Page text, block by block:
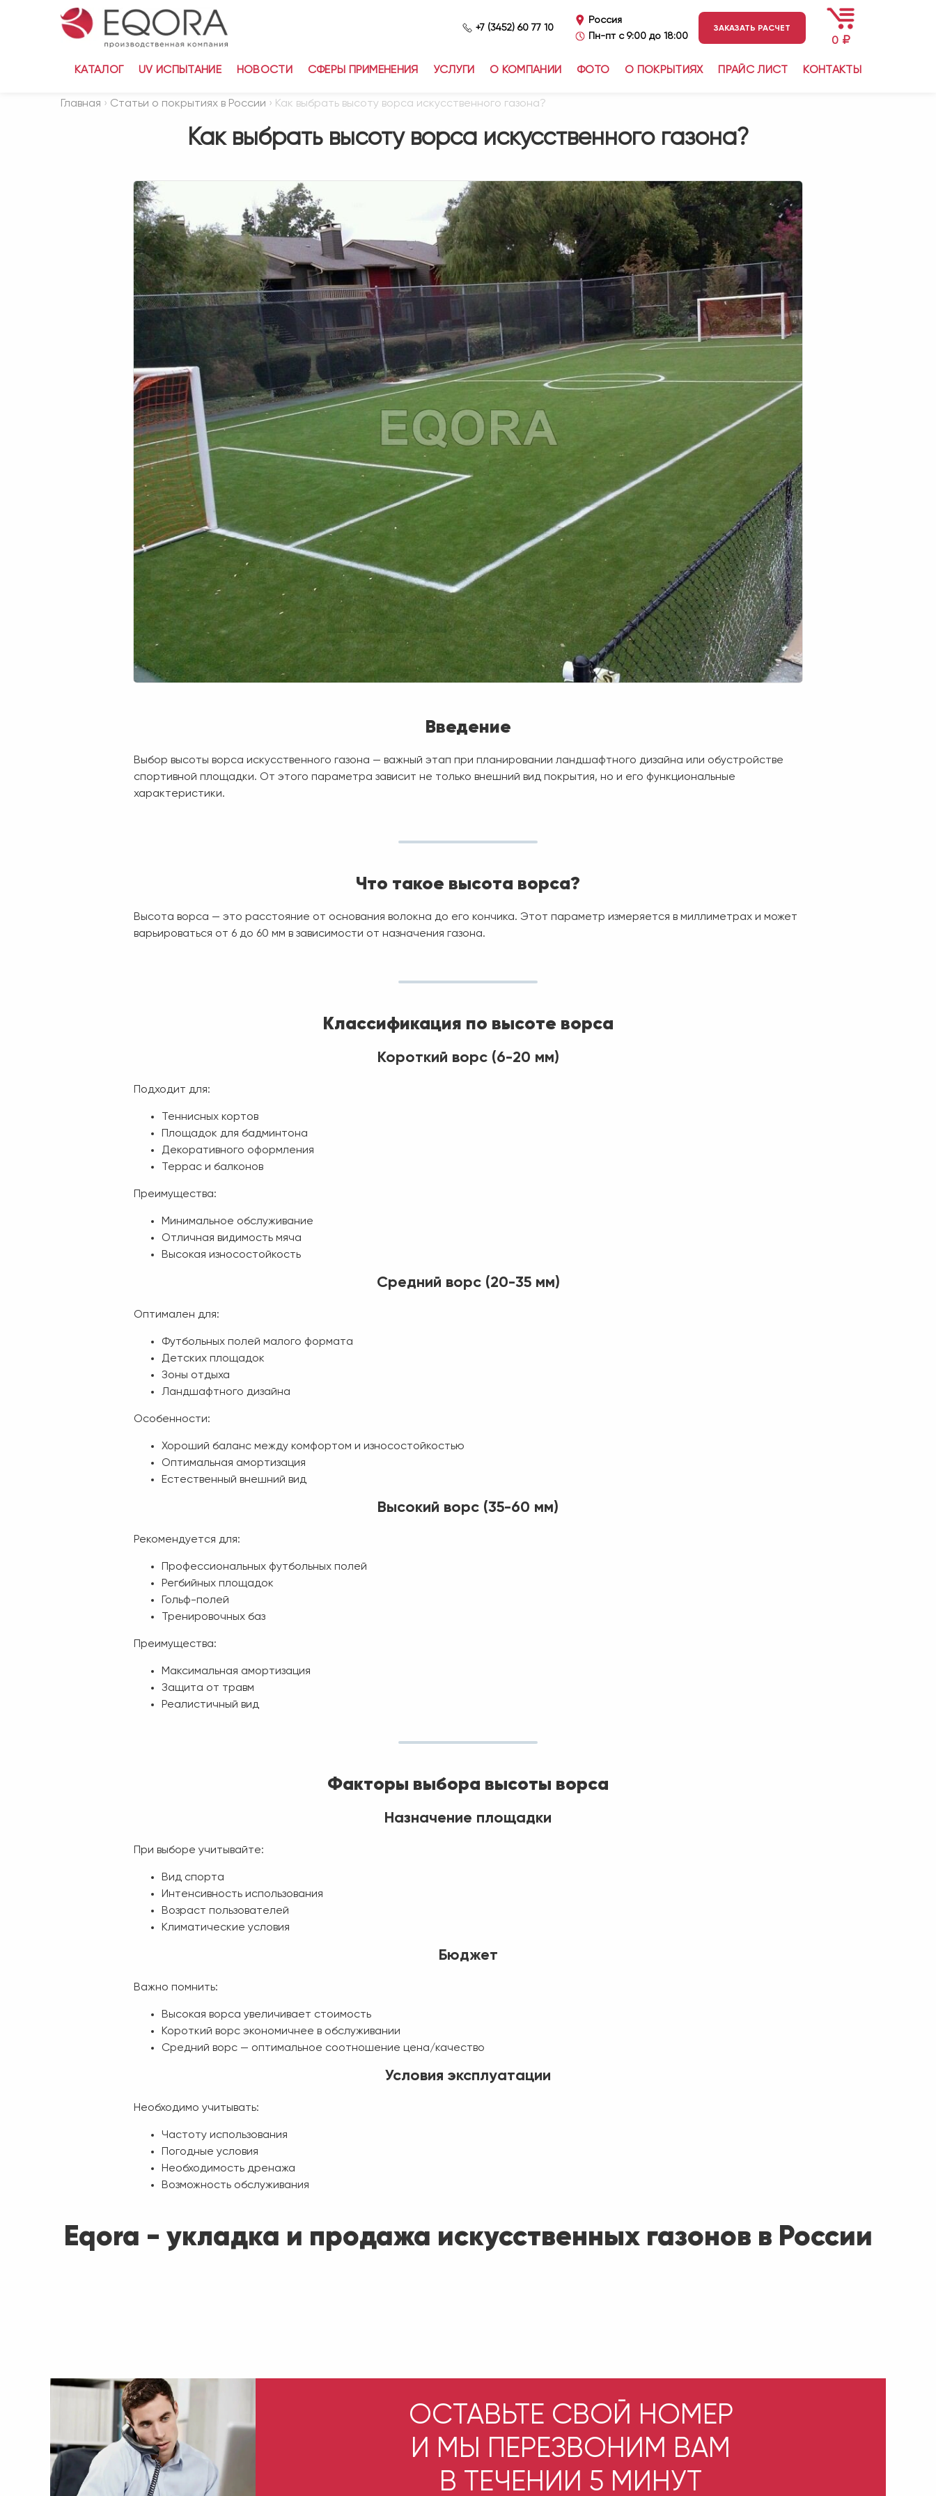
+7 (3452) 60 77 10
Россия
Пн-пт с 9:00 до 18:00
ЗАКАЗАТЬ РАСЧЕТ
0₽
КАТАЛОГ UV ИСПЫТАНИЕ НОВОСТИ СФЕРЫ ПРИМЕНЕНИЯ УСЛУГИ О КОМПАНИИ ФОТО О ПОКРЫТИЯХ ПРАЙС ЛИСТ КОНТАКТЫ
Главная › Статьи о покрытиях в России › Как выбрать высоту ворса искусственного газона?
Как выбрать высоту ворса искусственного газона?
Введение
Выбор высоты ворса искусственного газона — важный этап при планировании ландшафтного дизайна или обустройстве
спортивной площадки. От этого параметра зависит не только внешний вид покрытия, но и его функциональные
характеристики.
Что такое высота ворса?
Высота ворса — это расстояние от основания волокна до его кончика. Этот параметр измеряется в миллиметрах и может
варьироваться от 6 до 60 мм в зависимости от назначения газона.
Классификация по высоте ворса
Короткий ворс (6-20 мм)
Подходит для:
Теннисных кортов
Площадок для бадминтона
Декоративного оформления
Террас и балконов
Преимущества:
Минимальное обслуживание
Отличная видимость мяча
Высокая износостойкость
Средний ворс (20-35 мм)
Оптимален для:
Футбольных полей малого формата
Детских площадок
Зоны отдыха
Ландшафтного дизайна
Особенности:
Хороший баланс между комфортом и износостойкостью
Оптимальная амортизация
Естественный внешний вид
Высокий ворс (35-60 мм)
Рекомендуется для:
Профессиональных футбольных полей
Регбийных площадок
Гольф-полей
Тренировочных баз
Преимущества:
Максимальная амортизация
Защита от травм
Реалистичный вид
Факторы выбора высоты ворса
Назначение площадки
При выборе учитывайте:
Вид спорта
Интенсивность использования
Возраст пользователей
Климатические условия
Бюджет
Важно помнить:
Высокая ворса увеличивает стоимость
Короткий ворс экономичнее в обслуживании
Средний ворс — оптимальное соотношение цена/качество
Условия эксплуатации
Необходимо учитывать:
Частоту использования
Погодные условия
Необходимость дренажа
Возможность обслуживания
Eqora - укладка и продажа искусственных газонов в России
ОСТАВЬТЕ СВОЙ НОМЕР
И МЫ ПЕРЕЗВОНИМ ВАМ
В ТЕЧЕНИИ 5 МИНУТ